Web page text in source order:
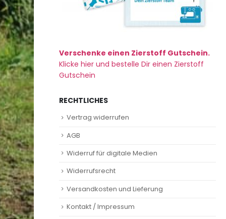
Verschenke einen Zierstoff Gutschein.
Klicke hier und bestelle Dir einen Zierstoff
Gutschein
RECHTLICHES
Vertrag widerrufen
AGB
Widerruf für digitale Medien
Widerrufsrecht
Versandkosten und Lieferung
Kontakt / Impressum